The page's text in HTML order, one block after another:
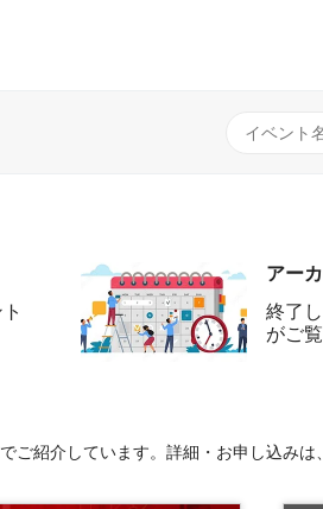
アー
終了
がご
紹介しています。詳細・お申し込みは